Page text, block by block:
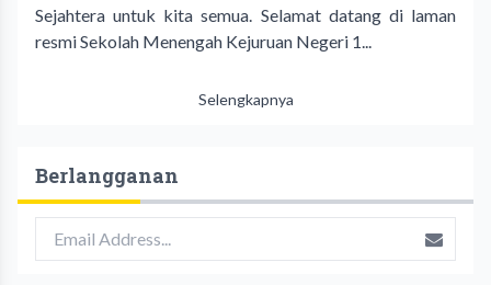
Sejahtera untuk kita semua. Selamat datang di laman
resmi Sekolah Menengah Kejuruan Negeri 1...
Selengkapnya
Berlangganan